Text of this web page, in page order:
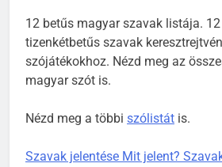
12 betűs magyar szavak listája.
tizenkétbetűs szavak
szójátékokhoz. Nézd meg az
magyar szót is.
Nézd meg a többi szólistát is.
Szavak jelentése Mit jelent?